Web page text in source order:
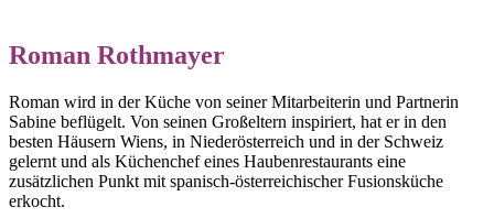
Roman Rothmayer
Roman wird in der Küche von seiner Mitarbeiterin und Partnerin
Sabine beflügelt. Von seinen Großeltern inspiriert, hat er in den
besten Häusern Wiens, in Niederösterreich und in der Schweiz
gelernt und als Küchenchef eines Haubenrestaurants eine
zusätzlichen Punkt mit spanisch-österreichischer Fusionsküche
erkocht.